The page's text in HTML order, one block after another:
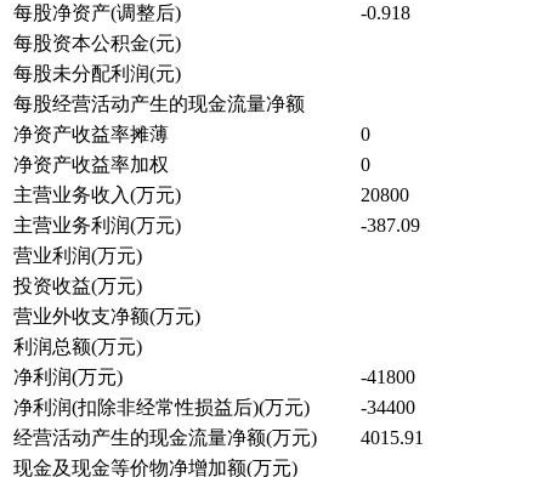
每股净资产(调整后)
-0.918
每股资本公积金(元)
每股未分配利润(元)
每股经营活动产生的现金流量净额
净资产收益率摊薄
0
净资产收益率加权
0
主营业务收入(万元)
20800
主营业务利润(万元)
-387.09
营业利润(万元)
投资收益(万元)
营业外收支净额(万元)
利润总额(万元)
净利润(万元)
-41800
净利润(扣除非经常性损益后)(万元)
-34400
经营活动产生的现金流量净额(万元)
4015.91
现金及现金等价物净增加额(万元)